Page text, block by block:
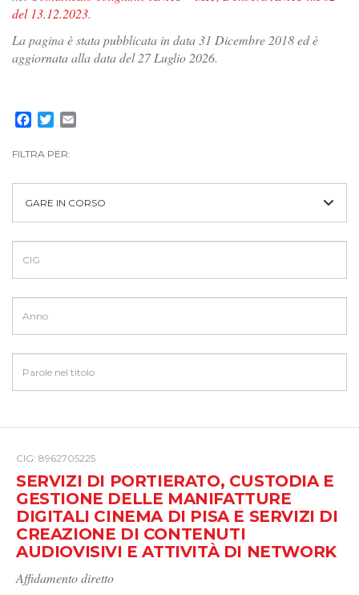
del 13.12.2023.
La pagina è stata pubblicata in data 31 Dicembre 2018 ed è
aggiornata alla data del 27 Luglio 2026.
Facebook
Twitter
FILTRA PER:
GARE IN CORSO
CIG: 8962705225
SERVIZI DI PORTIERATO, CUSTODIA E
GESTIONE DELLE MANIFATTURE
DIGITALI CINEMA DI PISA E SERVIZI DI
CREAZIONE DI CONTENUTI
AUDIOVISIVI E ATTIVITÀ DI NETWORK
Affidamento diretto